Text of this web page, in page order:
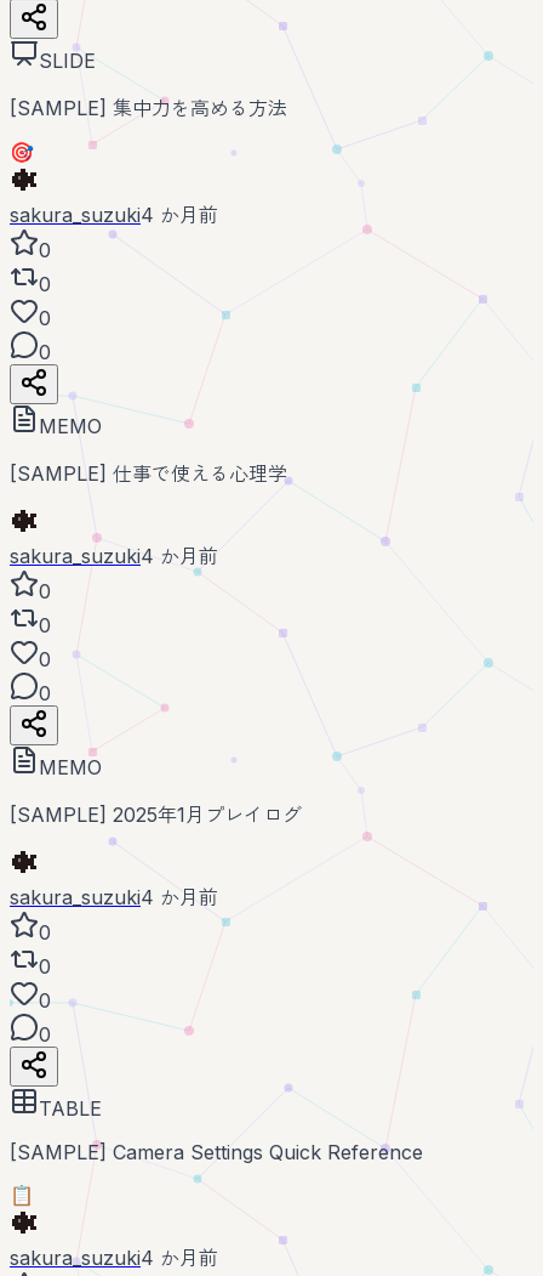
SLIDE
[SAMPLE] 集中力を高める方法
🎯
sakura_suzuki4 か月前
0
0
0
0
MEMO
[SAMPLE] 仕事で使える心理学
sakura_suzuki4 か月前
0
0
0
0
MEMO
[SAMPLE] 2025年1月プレイログ
sakura_suzuki4 か月前
0
0
0
0
TABLE
[SAMPLE] Camera Settings Quick Reference
📋
sakura_suzuki4 か月前